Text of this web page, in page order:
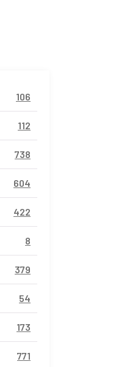
106
112
738
604
422
8
379
54
173
771